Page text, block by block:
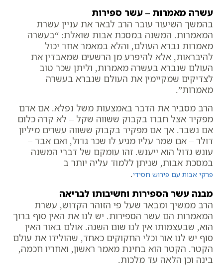
עשרה מאמרות – עשר ספירות
בהמשך השיעור עובר הרב לבאר את עניין עשרת
המאמרות. המשנה במסכת אבות שואלת: “בעשרה
מאמרות נברא העולם, והלא במאמר אחד יכול
להיבראות, אלא להיפרע מן הרשעים שמאבדין את
העולם שנברא בעשרה מאמרות, וליתן שכר טוב
לצדיקים שמקיימין את העולם שנברא בעשרה
מאמרות”.
הרב מסביר את הדבר באמצעות משל נפלא. אם אדם
מפקיד אצל חברו בקבוק ששווה שקל – לא קרה כלום
אם נשבר. אך אם מפקיד בקבוק ששווה עשרים מיליון
דולר – אם שמר עליו מגיע לו שכר גדול, ואם אבד –
עונש גדול הוא ייענש. זהו עומקם של דברי המשנה
במסכת אבות, שניתן ללמוד עליה יותר ב
פרקי אבות עם פירוש חסידי.
מבנה עשר הספירות וחשיבותו לבריאה
הרב ממשיך ומבאר שעל פי הזוהר הקדוש, עשרת
המאמרות הם עשר הספירות. יש לנו את האין סוף ברוך
הוא, שבעצמותו אין לנו שום השגה. אולם באור האין
סוף יש לנו אור וכלי החקוקים כאחד, שהולידו את עולם
הקטר. הקטר הוא בחינת מאמר ראשון, ואחריו חכמה,
בינה וכן הלאה עד מלכות.